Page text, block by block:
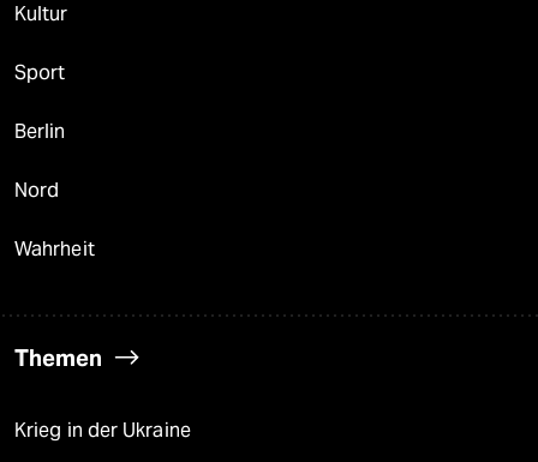
Kultur
Sport
Berlin
Nord
Wahrheit
Themen
Krieg in der Ukraine